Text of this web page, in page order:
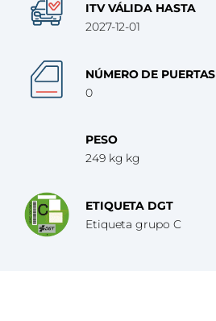
ITV VÁLIDA HASTA
2027-12-01
NÚMERO DE PUERTAS
0
PESO
249 kg kg
ETIQUETA DGT
Etiqueta grupo C